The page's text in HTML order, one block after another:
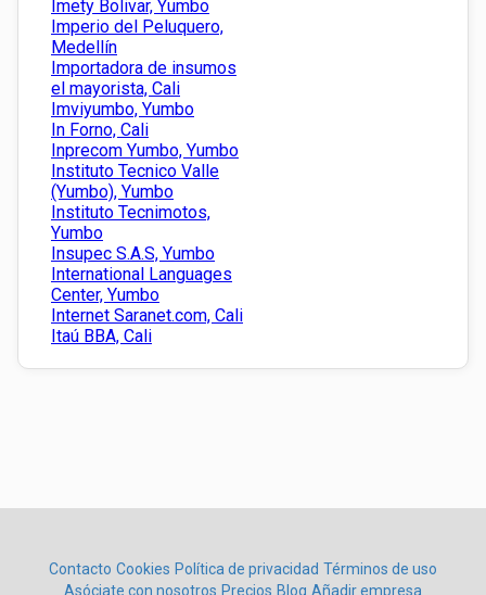
Imety Bolivar, Yumbo
Imperio del Peluquero,
Medellín
Importadora de insumos
el mayorista, Cali
Imviyumbo, Yumbo
In Forno, Cali
Inprecom Yumbo, Yumbo
Instituto Tecnico Valle
(Yumbo), Yumbo
Instituto Tecnimotos,
Yumbo
Insupec S.A.S, Yumbo
International Languages
Center, Yumbo
Internet Saranet.com, Cali
Itaú BBA, Cali
Contacto Cookies Política de privacidad Términos de uso
Asóciate con nosotros Precios Blog Añadir empresa